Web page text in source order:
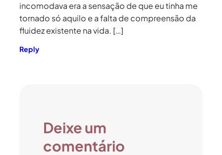
incomodava era a sensação de que eu tinha me
tornado só aquilo e a falta de compreensão da
fluidez existente na vida. […]
Reply
Deixe um
comentário